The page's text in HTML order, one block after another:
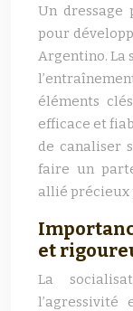
Un dressage
pour
Argentino. La
éléments
efficace et
de canaliser
faire un
allié précieux
et
La